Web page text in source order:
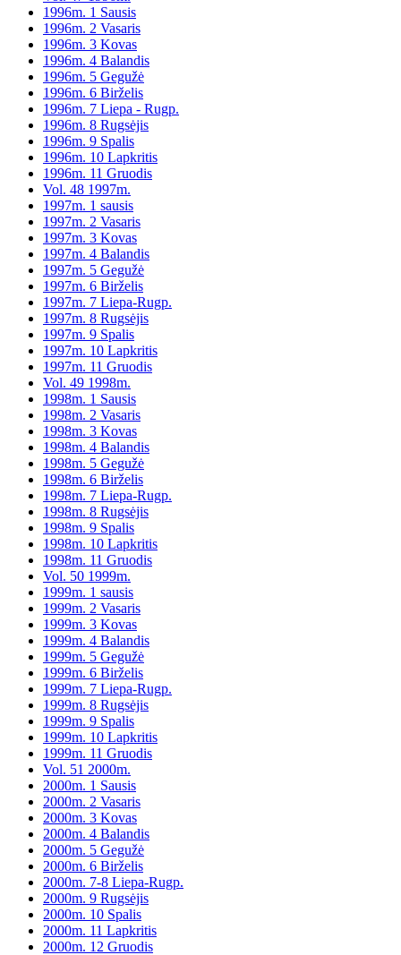
1996m. 1 Sausis
1996m. 2 Vasaris
1996m. 3 Kovas
1996m. 4 Balandis
1996m. 5 Gegužė
1996m. 6 Birželis
1996m. 7 Liepa - Rugp.
1996m. 8 Rugsėjis
1996m. 9 Spalis
1996m. 10 Lapkritis
1996m. 11 Gruodis
Vol. 48 1997m.
1997m. 1 sausis
1997m. 2 Vasaris
1997m. 3 Kovas
1997m. 4 Balandis
1997m. 5 Gegužė
1997m. 6 Birželis
1997m. 7 Liepa-Rugp.
1997m. 8 Rugsėjis
1997m. 9 Spalis
1997m. 10 Lapkritis
1997m. 11 Gruodis
Vol. 49 1998m.
1998m. 1 Sausis
1998m. 2 Vasaris
1998m. 3 Kovas
1998m. 4 Balandis
1998m. 5 Gegužė
1998m. 6 Birželis
1998m. 7 Liepa-Rugp.
1998m. 8 Rugsėjis
1998m. 9 Spalis
1998m. 10 Lapkritis
1998m. 11 Gruodis
Vol. 50 1999m.
1999m. 1 sausis
1999m. 2 Vasaris
1999m. 3 Kovas
1999m. 4 Balandis
1999m. 5 Gegužė
1999m. 6 Birželis
1999m. 7 Liepa-Rugp.
1999m. 8 Rugsėjis
1999m. 9 Spalis
1999m. 10 Lapkritis
1999m. 11 Gruodis
Vol. 51 2000m.
2000m. 1 Sausis
2000m. 2 Vasaris
2000m. 3 Kovas
2000m. 4 Balandis
2000m. 5 Gegužė
2000m. 6 Birželis
2000m. 7-8 Liepa-Rugp.
2000m. 9 Rugsėjis
2000m. 10 Spalis
2000m. 11 Lapkritis
2000m. 12 Gruodis